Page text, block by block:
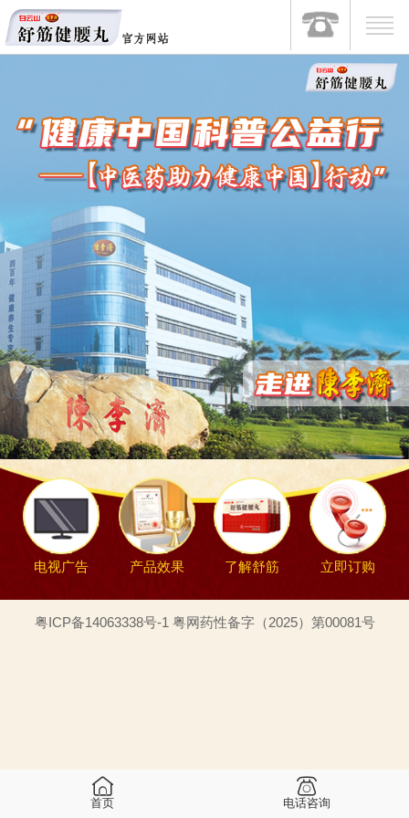
电视广告 产品效果 了解舒筋 立即订购
粤ICP备14063338号-1 粤网药性备字（2025）第00081号
首页 电话咨询